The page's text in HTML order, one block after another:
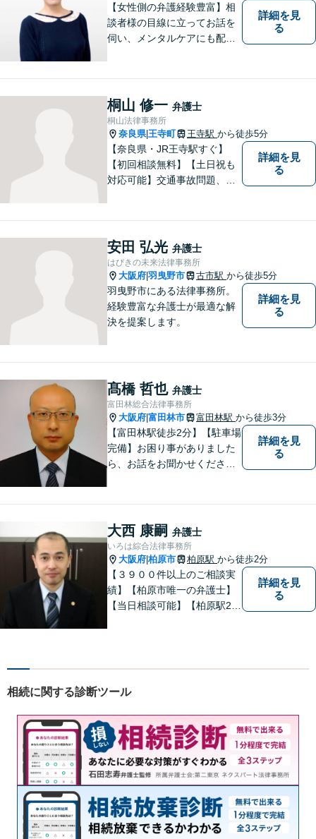
【女性側の弁護経験豊富】相
談者様の目線に立ってお話を
伺い、メンタルケアにも配慮
策をご提案【LINE利用可】
【平日夜間、土日祝日、応相
談】
詳細を見
る
桐山 修一 弁護士
桐山法律事務所
奈良県|王寺町 王寺駅 から徒歩5分
【奈良県・JR王寺駅すぐ】
【初回相談無料】【土日祝も
対応可能】交通事故問題、遺
提供しています。
詳細を見
る
安田 弘光 弁護士
はびきの未来法律事務所
大阪府 羽曳野市 古市駅 から徒歩5分
羽曳野市にある法律事務所。
経験豊富な弁護士が最適な解
決を提案します。
詳細を見
る
髙橋 哲也 弁護士
富田林総合法律事務所
大阪府 富田林市 富田林駅 から徒歩3分
【富田林駅徒歩2分】【駐車場
完備】お困り事がありました
ら、お話をお聞かせくださ
詳細を見
る
大西 康嗣 弁護士
いろは綜合法律事務所
大阪府 柏原市 柏原駅 から徒歩2分
【３９００件以上のご相談実
績】【柏原市唯一の弁護士】
【当日相談可能】【柏原駅2
詳細を見
る
相続に関する診断ツール